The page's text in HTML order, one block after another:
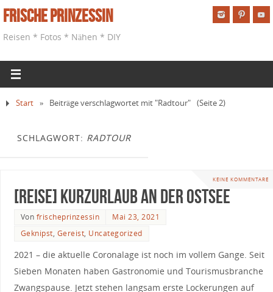
Frische Prinzessin
Reisen * Fotos * Nähen * DIY
Start » Beiträge verschlagwortet mit "Radtour" (Seite 2)
SCHLAGWORT: RADTOUR
KEINE KOMMENTARE
[Reise] Kurzurlaub an der Ostsee
Von frischeprinzessin
Mai 23, 2021
Geknipst, Gereist, Uncategorized
2021 – die aktuelle Coronalage ist noch im vollem Gange. Seit
Sieben Monaten haben Gastronomie und Tourismusbranche
Zwangspause. Jetzt stehen langsam erste Lockerungen auf